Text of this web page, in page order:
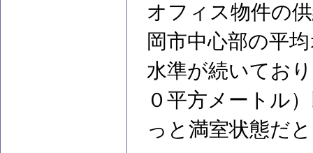
オフィス物件の
岡市中心部の平
水準が続いてお
０平方メートル
っと満室状態だ